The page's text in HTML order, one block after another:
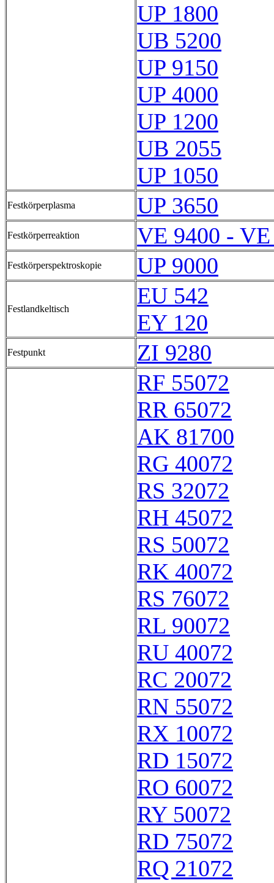
UP 1800
UB 5200
UP 9150
UP 4000
UP 1200
UB 2055
UP 1050
Festkörperplasma UP 3650
Festkörperreaktion VE 9400 -
Festkörperspektroskopie UP 9000
Festlandkeltisch
EU 542
EY 120
Festpunkt
ZI 9280
RF 55072
RR 65072
AK 81700
RG 40072
RS 32072
RH 45072
RS 50072
RK 40072
RS 76072
RL 90072
RU 40072
RC 20072
RN 55072
RX 10072
RD 15072
RO 60072
RY 50072
RD 75072
RQ 21072